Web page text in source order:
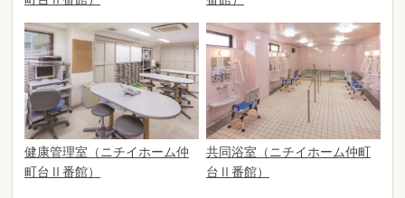
健康管理室（ニチイホーム仲
町台Ⅱ番館）
共同浴室（ニチイホーム仲町
台Ⅱ番館）